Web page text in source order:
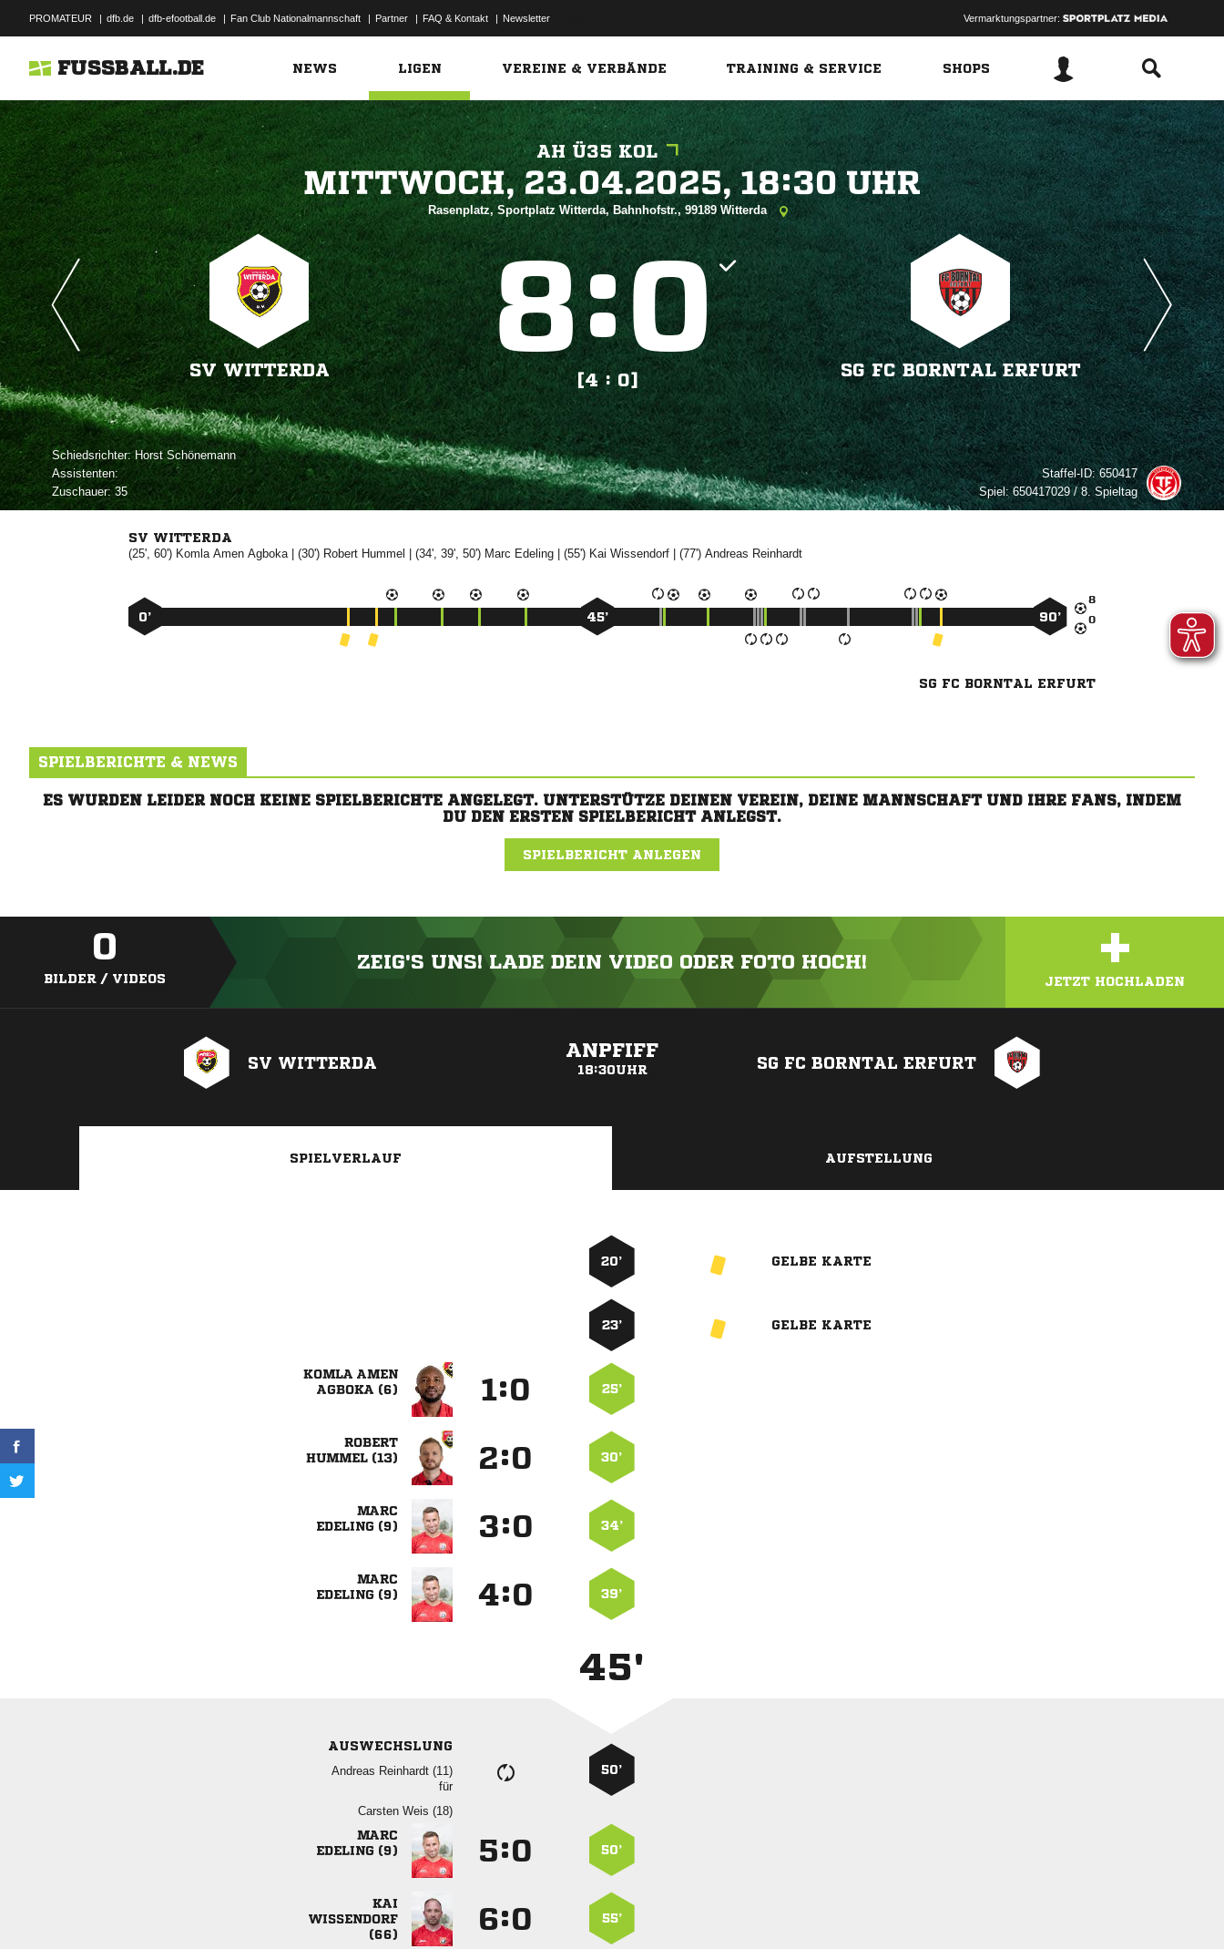
PROMATEUR | dfb.de | dfb-efootball.de | Fan Club Nationalmannschaft | Partner | FAQ & Kontakt | Newsletter Vermarktungspartner:
FUSSBALL.DE NEWS LIGEN VEREINE & VERBÄNDE TRAINING & SERVICE SHOPS
AH Ü35 KOL
   
Rasenplatz, Sportplatz Witterda, Bahnhofstr., 99189 Witterda
SV WITTERDA
:
[4 : 0]
SG FC BORNTAL ERFURT
Schiedsrichter: 
Assistenten:
Zuschauer:35
Staffel-ID:650417
Spiel:650417029 / 8. Spieltag
SV WITTERDA
(25', 60')  | (30')  | (34', 39', 50')  | (55')  | (77')  


0’ 45’ 90’
SG FC BORNTAL ERFURT
SPIELBERICHTE & NEWS
ES WURDEN LEIDER NOCH KEINE SPIELBERICHTE ANGELEGT. UNTERSTÜTZE DEINEN VEREIN, DEINE MANNSCHAFT UND IHRE FANS, INDEM
DU DEN ERSTEN SPIELBERICHT ANLEGST.
SPIELBERICHT ANLEGEN
0
BILDER / VIDEOS
ZEIG'S UNS! LADE DEIN VIDEO ODER FOTO HOCH! +
JETZT HOCHLADEN
SV WITTERDA
ANPFIFF
18:30UHR SG FC BORNTAL ERFURT
SPIELVERLAUF AUFSTELLUNG
20’ GELBE KARTE
23’ GELBE KARTE
 
 
: 25’

 
: 30’

 
: 34’

 
: 39’
45'
AUSWECHSLUNG
  
für
  
50’

 
: 50’



: 55’